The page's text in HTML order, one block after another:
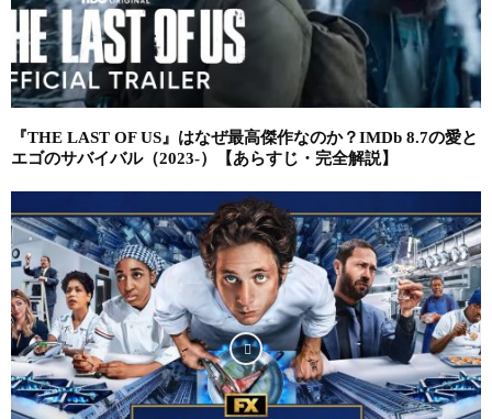
『THE LAST OF US』はなぜ最高傑作なのか？IMDb 8.7の愛と
エゴのサバイバル（2023-）【あらすじ・完全解説】